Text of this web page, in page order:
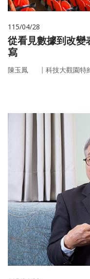
115/04/28
從看見數據到改
寫
陳玉鳳 ｜ 科技大觀園特